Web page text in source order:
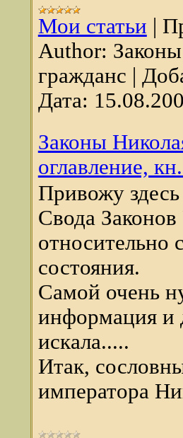
Мои статьи
Author:
гражданс
Дата:
Законы
оглавление,
Привожу
Свода
относительно
состояния.
Самой очень
информация и
искала.....
Итак,
императора